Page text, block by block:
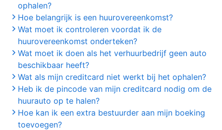
ophalen?
Hoe belangrijk is een huurovereenkomst?
Wat moet ik controleren voordat ik de
huurovereenkomst onderteken?
Wat moet ik doen als het verhuurbedrijf geen auto
beschikbaar heeft?
Wat als mijn creditcard niet werkt bij het ophalen?
Heb ik de pincode van mijn creditcard nodig om de
huurauto op te halen?
Hoe kan ik een extra bestuurder aan mijn boeking
toevoegen?